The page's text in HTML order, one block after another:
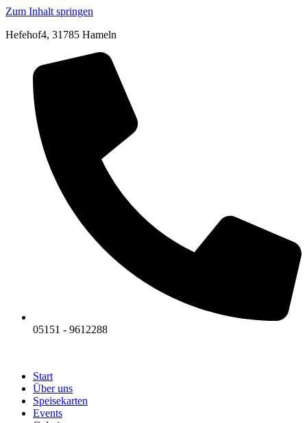
Zum Inhalt springen
Hefehof4, 31785 Hameln
05151 - 9612288
Start
Über uns
Speisekarten
Events